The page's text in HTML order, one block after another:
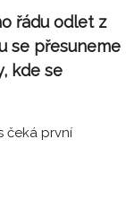
řádu odlet z
se přesuneme
kde se
čeká první